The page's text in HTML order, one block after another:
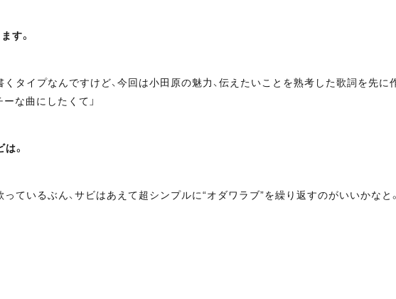
す。
タイプなんですけど、今回は小田原の魅力、伝えたいことを熟考した歌詞を先に
な曲にしたくて」
。
ているぶん、サビはあえて超シンプルに“オダワラブ”を繰り返すのがいいかな